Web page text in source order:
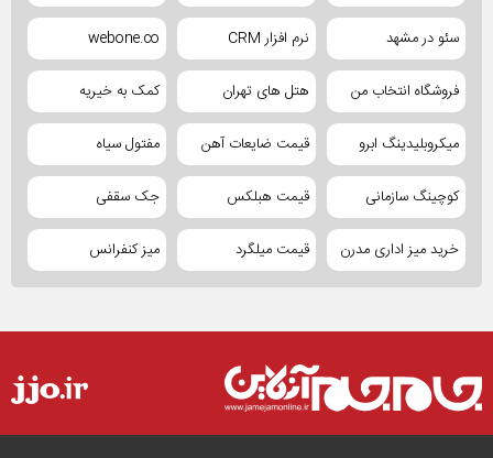
سئو در مشهد نرم افزار CRM webone.co
فروشگاه انتخاب من هتل های تهران کمک به خیریه
میکروبلیدینگ ابرو قیمت ضایعات آهن مفتول سیاه
کوچینگ سازمانی قیمت هبلکس جک سقفی
خرید میز اداری مدرن قیمت میلگرد میز کنفرانس